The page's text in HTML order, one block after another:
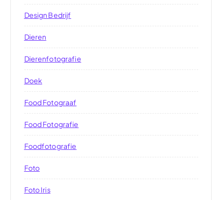
Design Bedrijf
Dieren
Dierenfotografie
Doek
Food Fotograaf
Food Fotografie
Foodfotografie
Foto
Foto Iris